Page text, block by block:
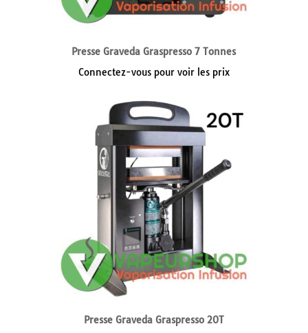
Presse Graveda Graspresso 7 Tonnes
Connectez-vous pour voir les prix
Presse Graveda Graspresso 20T